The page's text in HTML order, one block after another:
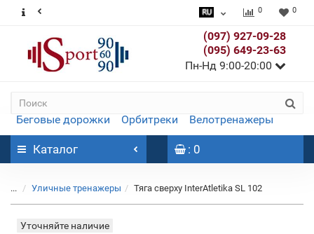
0 0
(097) 927-09-28
(095) 649-23-63
Пн-Нд 9:00-20:00
Беговые дорожки Орбитреки Велотренажеры
Каталог : 0
... Уличные тренажеры Тяга сверху InterAtletika SL 102
Уточняйте наличие